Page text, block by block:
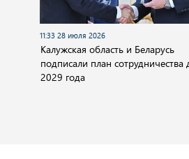
11:33 28 июля 2026
Калужская область и Беларусь
подписали план сотрудничества
2029 года